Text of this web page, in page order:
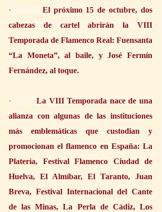
· El próximo 15 de octubre, dos
cabezas de cartel abrirán la VIII
Temporada de Flamenco Real: Fuensanta
“La Moneta”, al baile, y José Fermín
Fernández, al toque.
· La VIII Temporada nace de una
alianza con algunas de las instituciones
más emblemáticas que custodian y
promocionan el flamenco en España: La
Platería, Festival Flamenco Ciudad de
Huelva, El Almíbar, El Taranto, Juan
Breva, Festival Internacional del Cante
de las Minas, La Perla de Cádiz, Los